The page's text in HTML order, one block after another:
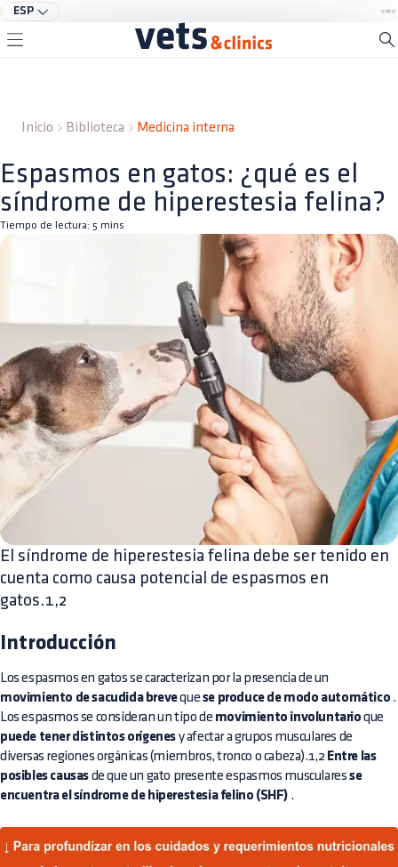
ESP
Inicio Biblioteca Medicina interna
Espasmos en gatos: ¿qué es el
síndrome de hiperestesia felina?
Tiempo de lectura: 5 mins
El síndrome de hiperestesia felina debe ser tenido en
cuenta como causa potencial de espasmos en
gatos.1,2
Introducción
Los espasmos en gatos se caracterizan por la presencia de un
movimiento de sacudida breveque se produce de modo automático .
Los espasmos se consideran un tipo de movimiento involuntario que
puede tener distintos orígenes y afectar a grupos musculares de
diversas regiones orgánicas (miembros, tronco o cabeza).1,2 Entre las
posibles causas de que un gato presente espasmos musculares se
encuentra el síndrome de hiperestesia felino (SHF) .